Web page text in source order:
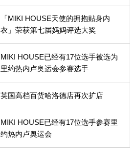
「MIKI HOUSE天使的拥抱贴身内
衣」荣获第七届妈妈评选大奖
MIKI HOUSE已经有17位选手被选为
里约热内卢奥运会参赛选手
英国高档百货哈洛德店再次扩店
MIKI HOUSE已经有17位选手参赛里
约热内卢奥运会